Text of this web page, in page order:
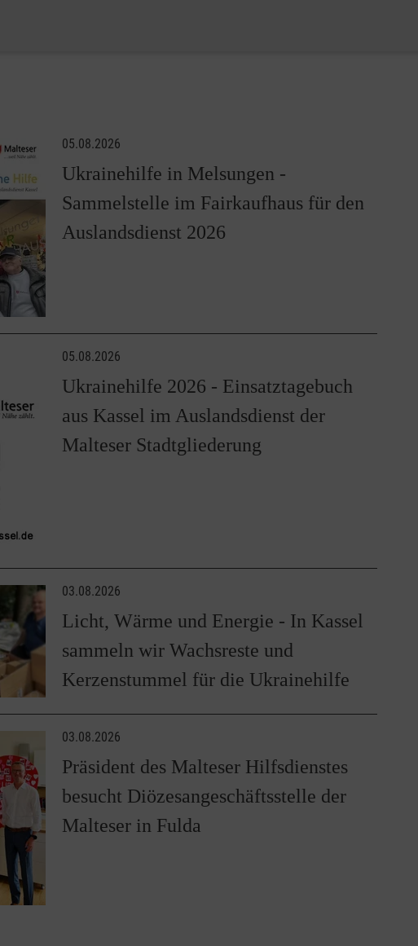
05.08.2026
Ukrainehilfe in Melsungen -
Sammelstelle im Fairkaufhaus für den
Auslandsdienst 2026
05.08.2026
Ukrainehilfe 2026 - Einsatztagebuch
aus Kassel im Auslandsdienst der
Malteser Stadtgliederung
03.08.2026
Licht, Wärme und Energie - In Kassel
sammeln wir Wachsreste und
Kerzenstummel für die Ukrainehilfe
03.08.2026
Präsident des Malteser Hilfsdienstes
besucht Diözesangeschäftsstelle der
Malteser in Fulda